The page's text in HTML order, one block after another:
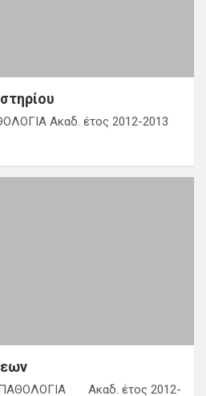
Ακαδ. έτος 2012-2013
Ακαδ. έτος 2012-